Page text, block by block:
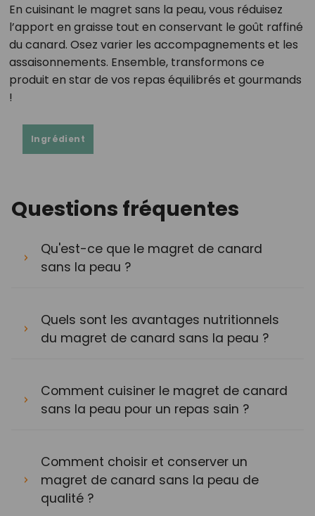
En cuisinant le magret sans la peau, vous réduisez
l’apport en graisse tout en conservant le goût raffiné
du canard. Osez varier les accompagnements et les
assaisonnements. Ensemble, transformons ce
produit en star de vos repas équilibrés et gourmands
!
Ingrédient
Questions fréquentes
Qu'est-ce que le magret de canard
sans la peau ?
Quels sont les avantages nutritionnels
du magret de canard sans la peau ?
Comment cuisiner le magret de canard
sans la peau pour un repas sain ?
Comment choisir et conserver un
magret de canard sans la peau de
qualité ?